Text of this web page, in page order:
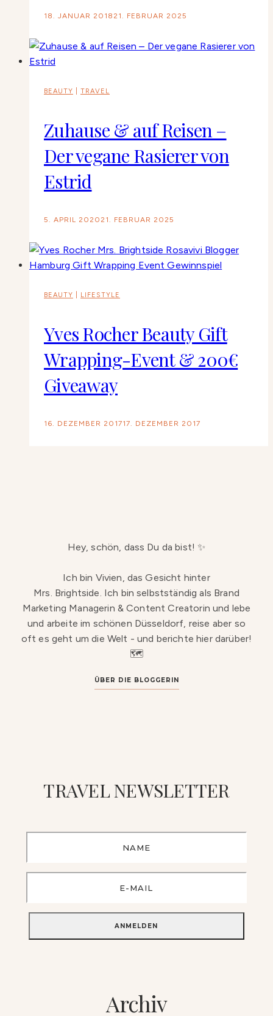
18. JANUAR 2018 21. FEBRUAR 2025
BEAUTY TRAVEL
Zuhause & auf Reisen –
Der vegane Rasierer von
Estrid
5. APRIL 2020 21. FEBRUAR 2025
BEAUTY LIFESTYLE
Yves Rocher Beauty Gift
Wrapping-Event & 200€
Giveaway
16. DEZEMBER 201717. DEZEMBER 2017
Hey, schön, dass Du da bist! ✨
Ich bin Vivien, das Gesicht hinter
Mrs. Brightside. Ich bin selbstständig als Brand
Marketing Managerin & Content Creatorin und lebe
und arbeite im schönen Düsseldorf, reise aber so
oft es geht um die Welt - und berichte hier darüber!
🗺️
ÜBER DIE BLOGGERIN
TRAVEL NEWSLETTER
Archiv